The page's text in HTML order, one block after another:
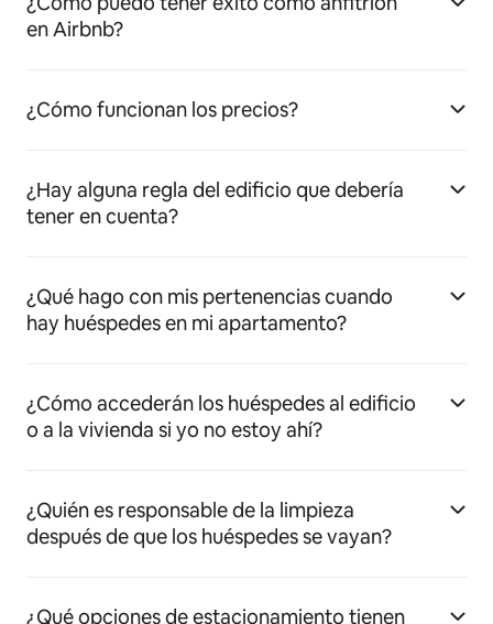
en Airbnb?
¿Cómo funcionan los precios?
¿Hay alguna regla del edificio que debería
tener en cuenta?
¿Qué hago con mis pertenencias cuando
hay huéspedes en mi apartamento?
¿Cómo accederán los huéspedes al edificio
o a la vivienda si yo no estoy ahí?
¿Quién es responsable de la limpieza
después de que los huéspedes se vayan?
¿Qué opciones de estacionamiento tienen